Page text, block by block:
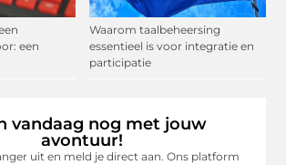
een
Waarom taalbeheersing
essentieel is voor integratie en
participatie
vandaag nog met jouw
avontuur!
uit en meld je direct aan. Ons platform